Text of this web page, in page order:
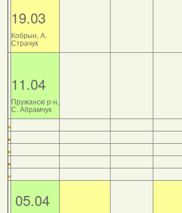
19.03
Кобрын, А.
Страчук
11.04
Пружанскі р-н,
С. Абрамчук
05.04